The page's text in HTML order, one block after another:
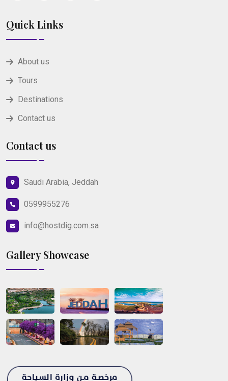
Quick Links
About us
Tours
Destinations
Contact us
Contact us
Saudi Arabia, Jeddah
0599955276
info@hostdig.com.sa
Gallery Showcase